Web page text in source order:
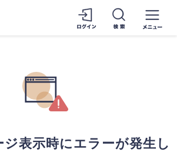
表示時にエラーが発生し